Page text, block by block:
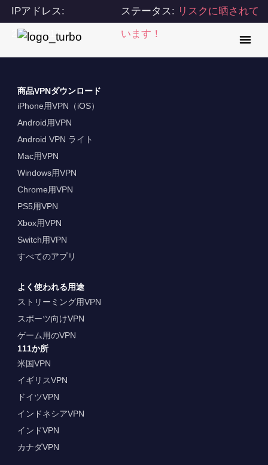
IPアドレス:
216.73.217.43
ステータス: リスクに晒されて
います！
商品VPNダウンロード
iPhone用VPN（iOS）
Android用VPN
Android VPN ライト
Mac用VPN
Windows用VPN
Chrome用VPN
PS5用VPN
Xbox用VPN
Switch用VPN
すべてのアプリ
よく使われる用途
ストリーミング用VPN
スポーツ向けVPN
ゲーム用のVPN
111か所
米国VPN
イギリスVPN
ドイツVPN
インドネシアVPN
インドVPN
カナダVPN